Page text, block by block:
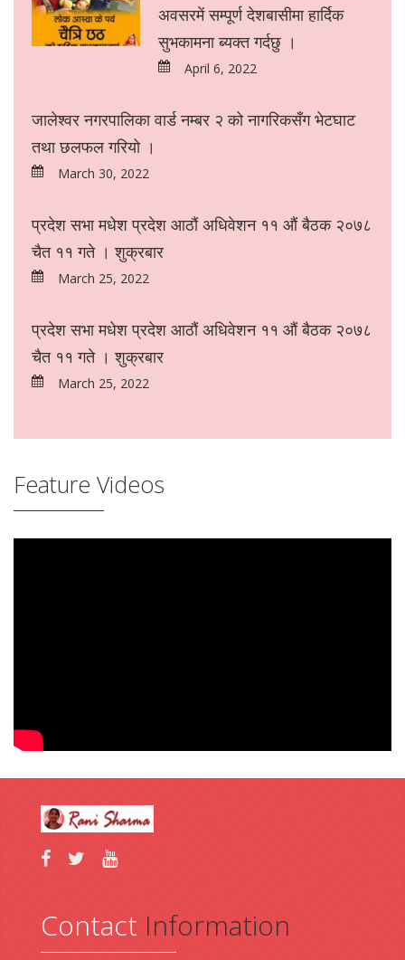
अवसरमें सम्पूर्ण देशबासीमा हार्दिक
सुभकामना ब्यक्त गर्दछु ।
April 6, 2022
जालेश्वर नगरपालिका वार्ड नम्बर २ को नागरिकसँग भेटघाट
तथा छलफल गरियो ।
March 30, 2022
प्रदेश सभा मधेश प्रदेश आठौं अधिवेशन ११ औं बैठक २०७८
चैत ११ गते । शुक्रबार
March 25, 2022
प्रदेश सभा मधेश प्रदेश आठौं अधिवेशन ११ औं बैठक २०७८
चैत ११ गते । शुक्रबार
March 25, 2022
Feature Videos
Contact Information